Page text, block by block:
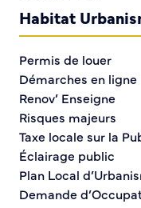
Vous ne trouvez pas
Vous souhaitez
Compétez le
répondrons dans les
Vous pouvez
Mairie de
Place Jean Jaurès
BP 18
76320 Caudebec-
Habitat
Permis de louer
Démarches en ligne
Renov’ Enseigne
Risques majeurs
Taxe locale sur la
Éclairage public
Plan Local
Demande